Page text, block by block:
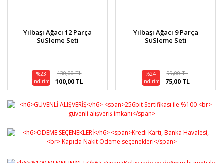
Yılbaşı Ağacı 12 Parça
SüSleme Seti
%23
indirim
130,00 TL
100,00 TL
Yılbaşı Ağacı 9 Parça
SüSleme Seti
%24
indirim
99,00 TL
75,00 TL